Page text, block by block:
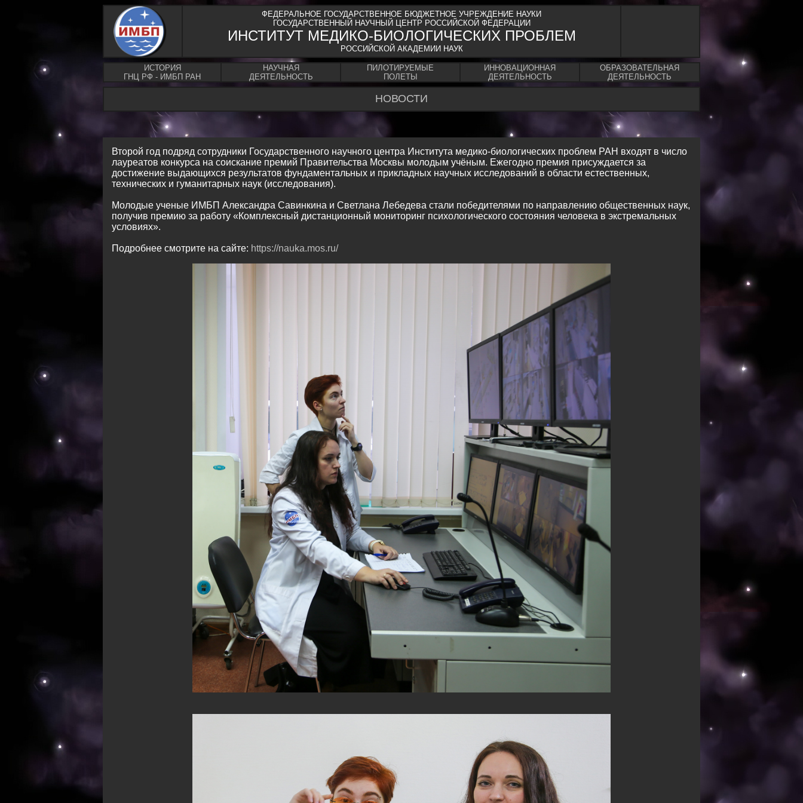
ФЕДЕРАЛЬНОЕ ГОСУДАРСТВЕННОЕ БЮДЖЕТНОЕ УЧРЕЖДЕНИЕ НАУКИ
ГОСУДАРСТВЕННЫЙ НАУЧНЫЙ ЦЕНТР РОССИЙСКОЙ ФЕДЕРАЦИИ
ИНСТИТУТ МЕДИКО-БИОЛОГИЧЕСКИХ ПРОБЛЕМ
РОССИЙСКОЙ АКАДЕМИИ НАУК
ИСТОРИЯ
ГНЦ РФ - ИМБП РАН
НАУЧНАЯ
ДЕЯТЕЛЬНОСТЬ
ПИЛОТИРУЕМЫЕ
ПОЛЕТЫ
ИННОВАЦИОННАЯ
ДЕЯТЕЛЬНОСТЬ
ОБРАЗОВАТЕЛЬНАЯ
ДЕЯТЕЛЬНОСТЬ
НОВОСТИ
Второй год подряд сотрудники Государственного научного центра Института медико-биологических проблем РАН входят в число
лауреатов конкурса на соискание премий Правительства Москвы молодым учёным. Ежегодно премия присуждается за
достижение выдающихся результатов фундаментальных и прикладных научных исследований в области естественных,
технических и гуманитарных наук (исследования).
Молодые ученые ИМБП Александра Савинкина и Светлана Лебедева стали победителями по направлению общественных наук,
получив премию за работу «Комплексный дистанционный мониторинг психологического состояния человека в экстремальных
условиях».
Подробнее смотрите на сайте: https://nauka.mos.ru/